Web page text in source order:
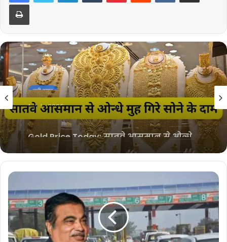
बड़ी खबर
1 July 2025
Gold Price Today: सातवे आसमान से ओन्धे
मुह गिरे सोने के दाम, जानें आज आपके शहर में
क्या हैं ताजा दाम